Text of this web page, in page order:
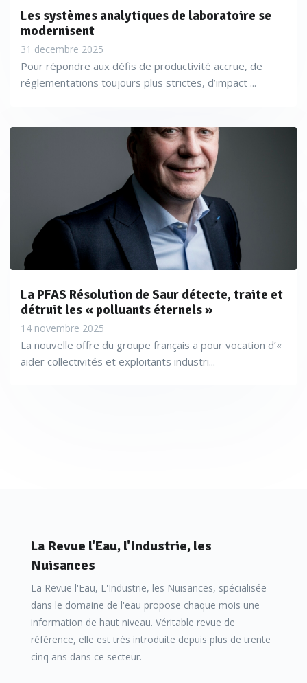
Les systèmes analytiques de laboratoire se
modernisent
31 decembre 2025
Pour répondre aux défis de productivité accrue, de
réglementations toujours plus strictes, d’impact ...
La PFAS Résolution de Saur détecte, traite et
détruit les « polluants éternels »
14 novembre 2025
La nouvelle offre du groupe français a pour vocation d’«
aider collectivités et exploitants industri...
La Revue l'Eau, l'Industrie, les
Nuisances
La Revue l'Eau, L'Industrie, les Nuisances, spécialisée
dans le domaine de l'eau propose chaque mois une
information de haut niveau. Véritable revue de
référence, elle est très introduite depuis plus de trente
cinq ans dans ce secteur.